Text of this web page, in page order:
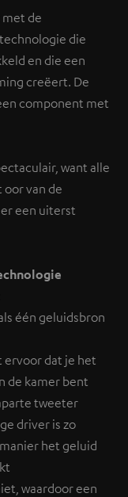
met de
die
en die een
creëert. De
component met
want alle
van de
een uiterst
één geluidsbron
ervoor dat je het
de kamer bent
tweeter
driver is zo
het geluid
waardoor een